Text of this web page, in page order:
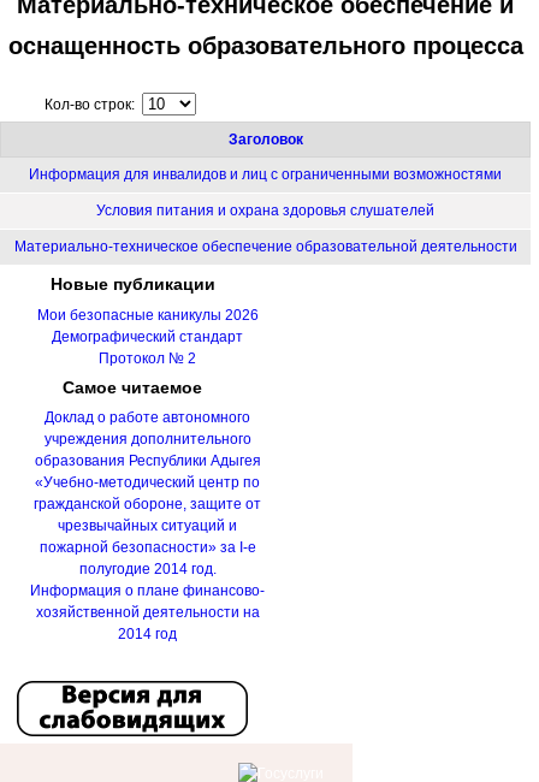
оснащенность образовательного процесса
Кол-во строк:
Заголовок
Информация для инвалидов и лиц с ограниченными возможностями
Условия питания и охрана здоровья слушателей
Материально-техническое обеспечение образовательной деятельности
Новыепубликации
Мои безопасные каникулы 2026
Демографический стандарт
Протокол № 2
Самое читаемое
Доклад о работе автономного
учреждения дополнительного
образования Республики Адыгея
«Учебно-методический центр по
гражданской обороне, защите от
чрезвычайных ситуаций и
пожарной безопасности» за I-е
полугодие 2014 год.
Информация о плане финансово-
хозяйственной деятельности на
2014 год